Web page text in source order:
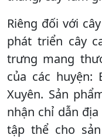
Riêng đối với
phát triển cây
trưng mang
của các huyện:
Xuyên. Sản
nhận chỉ dẫn
tập thể cho